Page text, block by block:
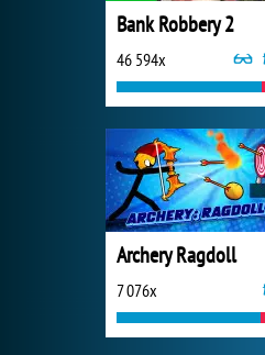
Bank Robbery 2
46 594x
Archery Ragdoll
7 076x